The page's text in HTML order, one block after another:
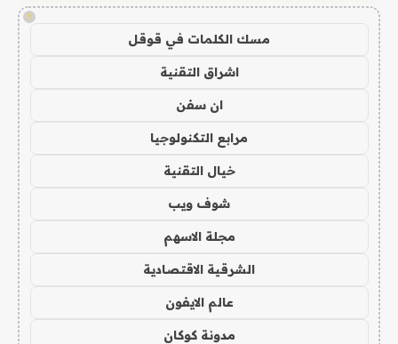
!
مسك الكلمات في قوقل
اشراق التقنية
ان سفن
مرابع التكنولوجيا
خيال التقنية
شوف ويب
مجلة الاسهم
الشرقية الاقتصادية
عالم الايفون
مدونة كوكان